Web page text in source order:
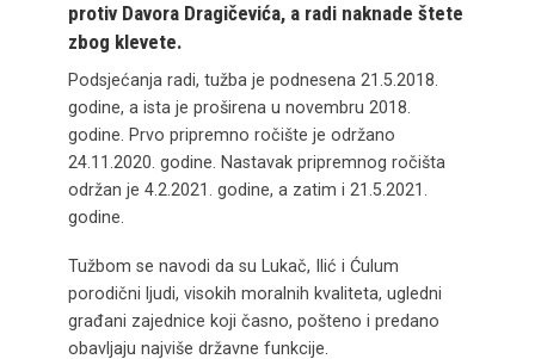
protiv Davora Dragičevića, a radi naknade štete
zbog klevete.
Podsjećanja radi, tužba je podnesena 21.5.2018.
godine, a ista je proširena u novembru 2018.
godine. Prvo pripremno ročište je održano
24.11.2020. godine. Nastavak pripremnog ročišta
održan je 4.2.2021. godine, a zatim i 21.5.2021.
godine.
Tužbom se navodi da su Lukač, Ilić i Ćulum
porodični ljudi, visokih moralnih kvaliteta, ugledni
građani zajednice koji časno, pošteno i predano
obavljaju najviše državne funkcije.